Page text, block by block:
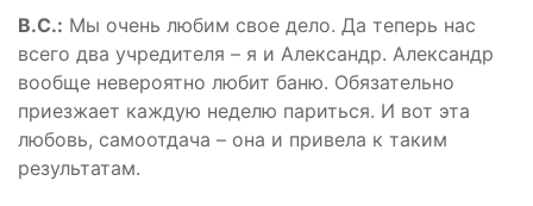
В.С.: Мы очень любим свое дело. Да теперь нас
всего два учредителя – я и Александр. Александр
вообще невероятно любит баню. Обязательно
приезжает каждую неделю париться. И вот эта
любовь, самоотдача – она и привела к таким
результатам.